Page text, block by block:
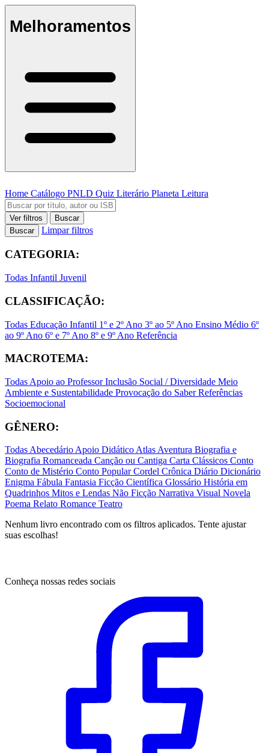
Melhoramentos
Home Catálogo PNLD Quiz Literário Planeta Leitura
Ver filtros
Buscar
Buscar
Limpar filtros
CATEGORIA:
Todas Infantil Juvenil
CLASSIFICAÇÃO:
Todas Educação Infantil 1º e 2º Ano 3º ao 5º Ano Ensino Médio 6º
ao 9º Ano 6º e 7º Ano 8º e 9º Ano Referência
MACROTEMA:
Todas Apoio ao ProfessorInclusão Social / Diversidade Meio
Ambiente e Sustentabilidade Provocação do SaberReferências
Socioemocional
GÊNERO:
TodasAbecedárioApoio DidáticoAtlasAventura Biografia e
Biografia Romanceada Canção ou Cantiga Carta Clássicos Conto
Conto de Mistério Conto PopularCordel Crônica Diário Dicionário
Enigma Fábula Fantasia Ficção Científica Glossário História em
Quadrinhos Mitos e Lendas Não Ficção Narrativa Visual Novela
Poema Relato Romance Teatro
Nenhum livro encontrado com os filtros aplicados. Tente ajustar
suas escolhas!
Conheça nossas redes sociais